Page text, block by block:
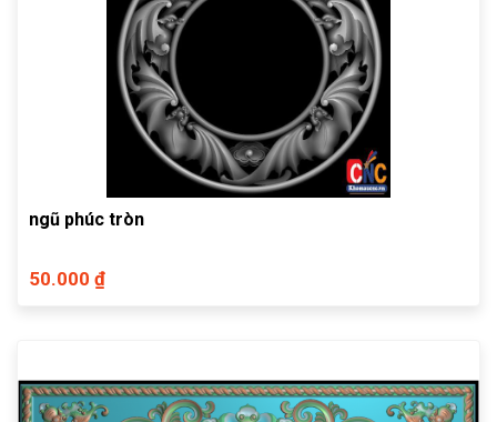
ngũ phúc tròn
50.000 ₫